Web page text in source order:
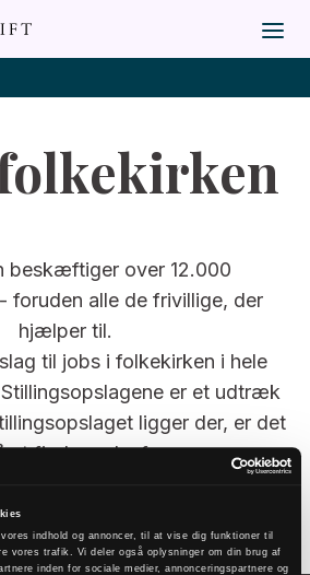
indhold og annoncer, til at vise dig funktioner til
vores trafik. Vi deler også oplysninger om din brug af
inden for sociale medier, annonceringspartnere og
beskæftiger over 12.000
foruden alle de frivillige, der
hjælper til.
til jobs i folkekirken i hele
er et udtræk
ligger der, er det
at finde nedenfor.